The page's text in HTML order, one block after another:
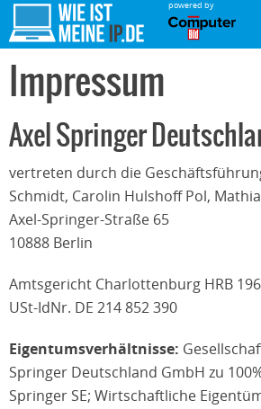
powered by
Impressum
Axel Springer
vertreten durch die
Schmidt, Carolin Hulshoff Pol,
Axel-Springer-Straße 65
10888 Berlin
Amtsgericht Charlottenburg HRB
USt-IdNr. DE 214 852 390
Eigentumsverhältnisse:
Springer Deutschland GmbH zu
Springer SE; Wirtschaftliche